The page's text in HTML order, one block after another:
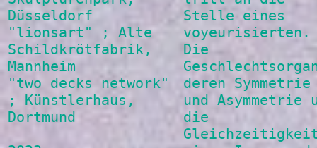
Düsseldorf
"lionsart" ; Alte
Schildkrötfabrik,
Mannheim
"two decks network"
; Künstlerhaus,
Dortmund
Stelle eines
voyeurisierten.
Die
deren Symmetrie
und Asymmetrie
die